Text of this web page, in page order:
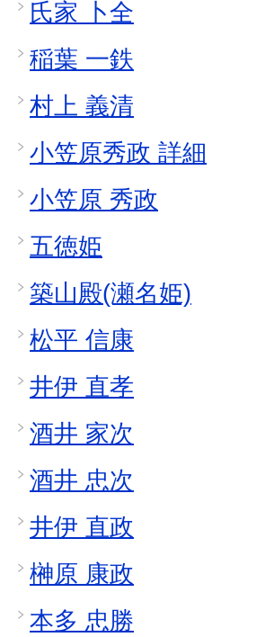
氏家 卜全
稲葉 一鉄
村上 義清
小笠原秀政 詳細
小笠原 秀政
五徳姫
築山殿(瀬名姫)
松平 信康
井伊 直孝
酒井 家次
酒井 忠次
井伊 直政
榊原 康政
本多 忠勝